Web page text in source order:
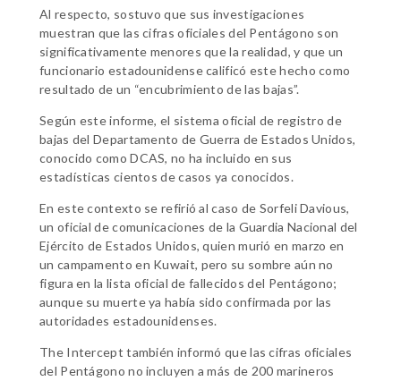
Al respecto, sostuvo que sus investigaciones
muestran que las cifras oficiales del Pentágono son
significativamente menores que la realidad, y que un
funcionario estadounidense calificó este hecho como
resultado de un “encubrimiento de las bajas”.
Según este informe, el sistema oficial de registro de
bajas del Departamento de Guerra de Estados Unidos,
conocido como DCAS, no ha incluido en sus
estadísticas cientos de casos ya conocidos.
En este contexto se refirió al caso de Sorfeli Davious,
un oficial de comunicaciones de la Guardia Nacional del
Ejército de Estados Unidos, quien murió en marzo en
un campamento en Kuwait, pero su sombre aún no
figura en la lista oficial de fallecidos del Pentágono;
aunque su muerte ya había sido confirmada por las
autoridades estadounidenses.
The Intercept también informó que las cifras oficiales
del Pentágono no incluyen a más de 200 marineros